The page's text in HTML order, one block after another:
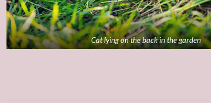
Cat lying on the back in the garden